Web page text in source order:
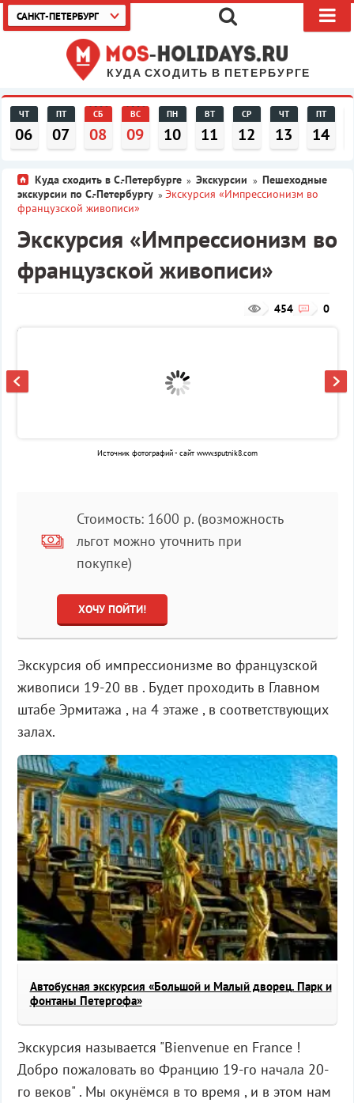
КУДА СХОДИТЬ В ПЕТЕРБУРГЕ
САНКТ-ПЕТЕРБУРГ
ЧТ
06
ПТ
07
СБ
08
ВС
09
ПН
10
ВТ
11
СР
12
ЧТ
13
ПТ
14
Куда сходить в С.-Петербурге » Экскурсии » Пешеходные
экскурсии по С.-Петербургу » Экскурсия «Импрессионизм во
французской живописи»
Экскурсия «Импрессионизм во
французской живописи»
0
454
Источник фотографий - сайт www.sputnik8.com
Стоимость: 1600 р. (возможность
льгот можно уточнить при
покупке)
ХОЧУ ПОЙТИ!
Экскурсия об импрессионизме во французской
живописи 19-20 вв . Будет проходить в Главном
штабе Эрмитажа , на 4 этаже , в соответствующих
залах.
Автобусная экскурсия «Большой и Малый дворец. Парк и
фонтаны Петергофа»
Экскурсия называется "Bienvenue en France !
Добро пожаловать во Францию 19-го начала 20-
го веков" . Мы окунёмся в то время , и в этом нам